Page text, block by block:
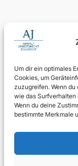
Um dir ein optimales
Cookies, um
zuzugreifen. Wenn
wie das Surfverhalten
Wenn du deine
bestimmte Merkmale
0155 60 11
Digitale
24/7 erreichbar:
WhatsApp
kanzlei@ra-